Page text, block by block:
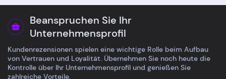
Beanspruchen Sie Ihr
Unternehmensprofil
Kundenrezensionen spielen eine wichtige Rolle beim Aufbau
von Vertrauen und Loyalität. Übernehmen Sie noch heute die
Kontrolle über Ihr Unternehmensprofil und genießen Sie
zahlreiche Vorteile.